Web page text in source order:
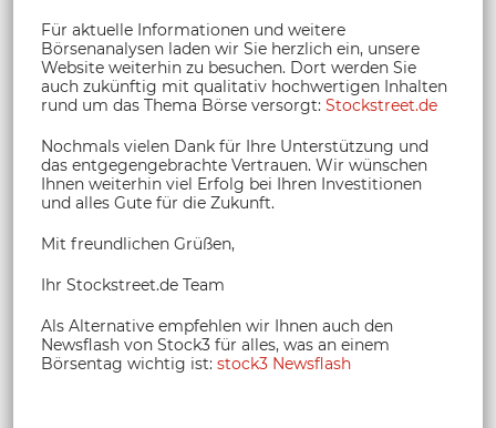
Für aktuelle Informationen und weitere
Börsenanalysen laden wir Sie herzlich ein, unsere
Website weiterhin zu besuchen. Dort werden Sie
auch zukünftig mit qualitativ hochwertigen Inhalten
rund um das Thema Börse versorgt: Stockstreet.de
Nochmals vielen Dank für Ihre Unterstützung und
das entgegengebrachte Vertrauen. Wir wünschen
Ihnen weiterhin viel Erfolg bei Ihren Investitionen
und alles Gute für die Zukunft.
Mit freundlichen Grüßen,
Ihr Stockstreet.de Team
Als Alternative empfehlen wir Ihnen auch den
Newsflash von Stock3 für alles, was an einem
Börsentag wichtig ist: stock3 Newsflash